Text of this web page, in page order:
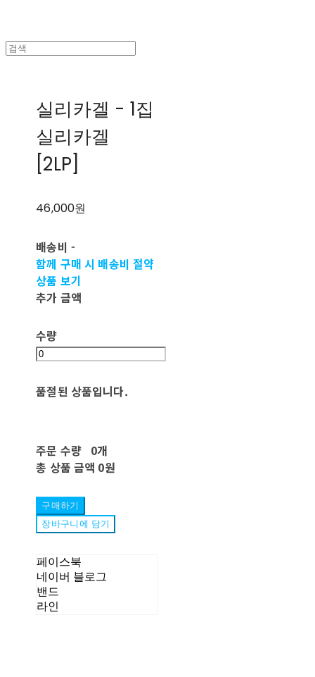
실리카겔 - 1집
실리카겔
[2LP]
46,000원
배송비 -
함께 구매 시 배송비 절약
상품 보기
추가 금액
수량
품절된 상품입니다.
주문 수량 0개
총 상품 금액 0원
구매하기
장바구니에 담기
페이스북
네이버 블로그
밴드
라인